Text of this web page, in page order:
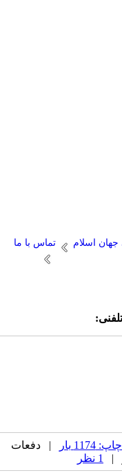
اسلام تماس با ما
:
بار
| دفعات